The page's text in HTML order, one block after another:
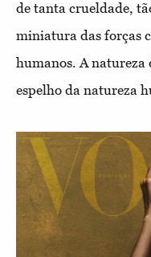
de tanta crueldade,
miniatura das forças
humanos. A natureza
espelho da natureza